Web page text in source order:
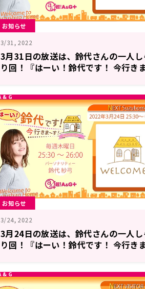
お知らせ
3/31, 2022
3月31日の放送は、鈴代さんの一人し
り回！『はーい！鈴代です！ 今行き
お知らせ
3/24, 2022
3月24日の放送は、鈴代さんの一人し
り回！『はーい！鈴代です！ 今行き